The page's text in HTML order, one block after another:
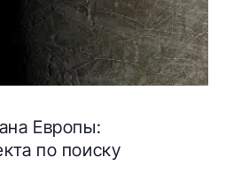
Европы:
по поиску